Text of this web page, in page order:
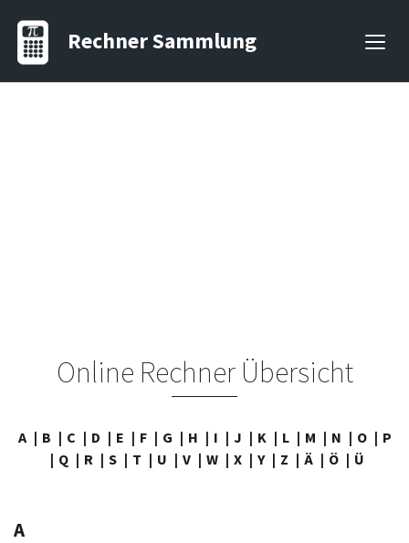
Rechner Sammlung
Online Rechner Übersicht
A B C D E F G H I J K L M N O
P
Q
R S T U V W X Y Z Ä Ö Ü
A